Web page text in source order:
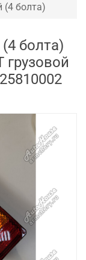
(4 болта)
болта)
грузовой